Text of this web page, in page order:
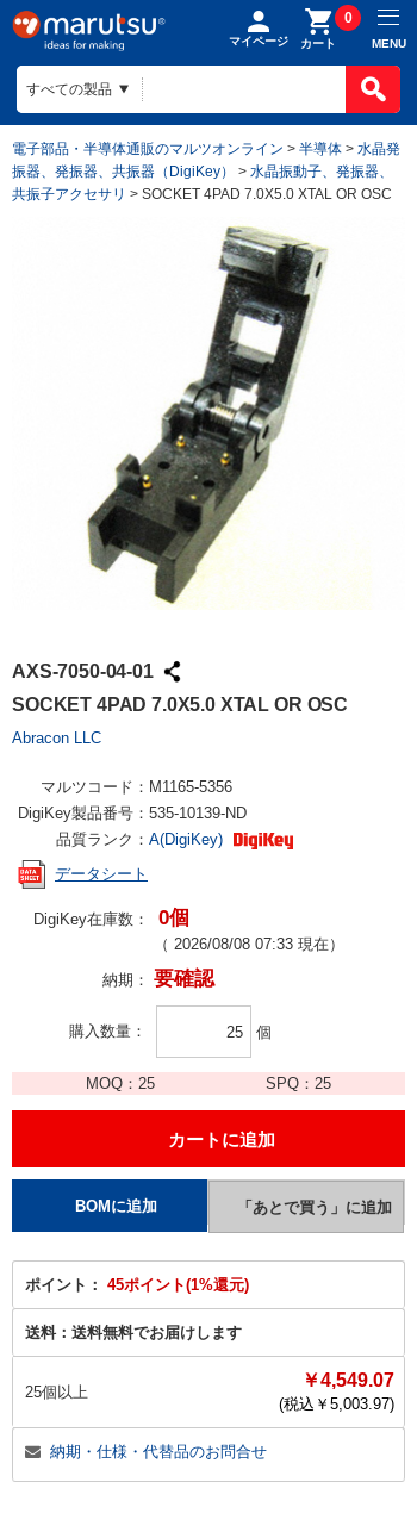
マイページ カート
0
MENU
電子部品・半導体通販のマルツオンライン > 半導体 > 水晶発
振器、発振器、共振器（DigiKey）
> 水晶振動子、発振器、
共振子アクセサリ > SOCKET 4PAD 7.0X5.0 XTAL OR OSC
AXS-7050-04-01
SOCKET 4PAD 7.0X5.0 XTAL OR OSC
Abracon LLC
マルツコード： M1165-5356
DigiKey製品番号： 535-10139-ND
品質ランク： A(DigiKey)
データシート
DigiKey在庫数： 0個
（ 2026/08/08 07:33 現在）
納期： 要確認
購入数量 個
MOQ： 25 SPQ：25
ポイント： 45ポイント(1%還元)
送料： 送料無料でお届けします
25個以上
￥4,549.07
(税込￥ 5,003.97)
納期・仕様・代替品のお問合せ